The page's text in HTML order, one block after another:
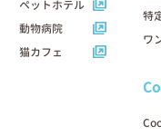
ペットホテル
動物病院
猫カフェ
特
ワ